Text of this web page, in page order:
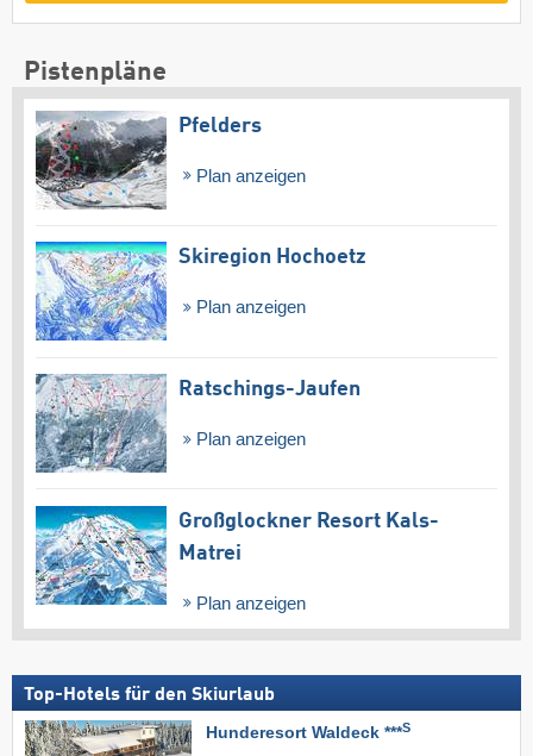
Pistenpläne
Pfelders
Plan anzeigen
Skiregion Hochoetz
Plan anzeigen
Ratschings-Jaufen
Plan anzeigen
Großglockner Resort Kals-
Matrei
Plan anzeigen
Top-Hotels für den Skiurlaub
Hunderesort Waldeck ***S